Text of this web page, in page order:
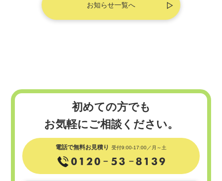
お知らせ一覧へ
初めての方でも
お気軽にご相談ください。
電話で無料お見積り 受付9:00-17:00／月～土